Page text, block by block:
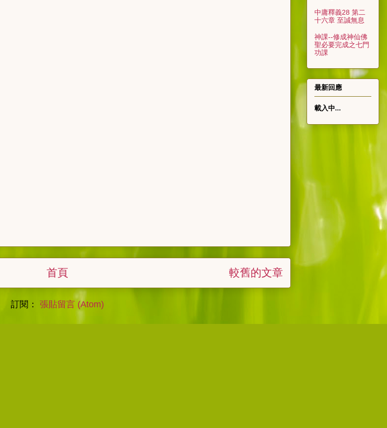
較舊的文章
首頁
訂閱： 張貼留言 (Atom)
中庸釋義28 第二
十六章 至誠無息
神課--修成神仙佛
聖必要完成之七門
功課
最新回應
載入中...